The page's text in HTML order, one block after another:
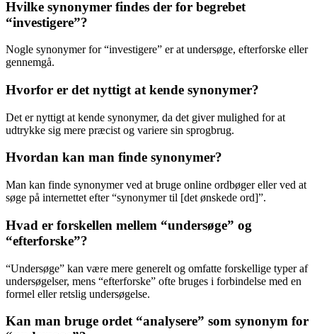
Hvilke synonymer findes der for begrebet
“investigere”?
Nogle synonymer for “investigere” er at undersøge, efterforske eller
gennemgå.
Hvorfor er det nyttigt at kende synonymer?
Det er nyttigt at kende synonymer, da det giver mulighed for at
udtrykke sig mere præcist og variere sin sprogbrug.
Hvordan kan man finde synonymer?
Man kan finde synonymer ved at bruge online ordbøger eller ved at
søge på internettet efter “synonymer til [det ønskede ord]”.
Hvad er forskellen mellem “undersøge” og
“efterforske”?
“Undersøge” kan være mere generelt og omfatte forskellige typer af
undersøgelser, mens “efterforske” ofte bruges i forbindelse med en
formel eller retslig undersøgelse.
Kan man bruge ordet “analysere” som synonym for